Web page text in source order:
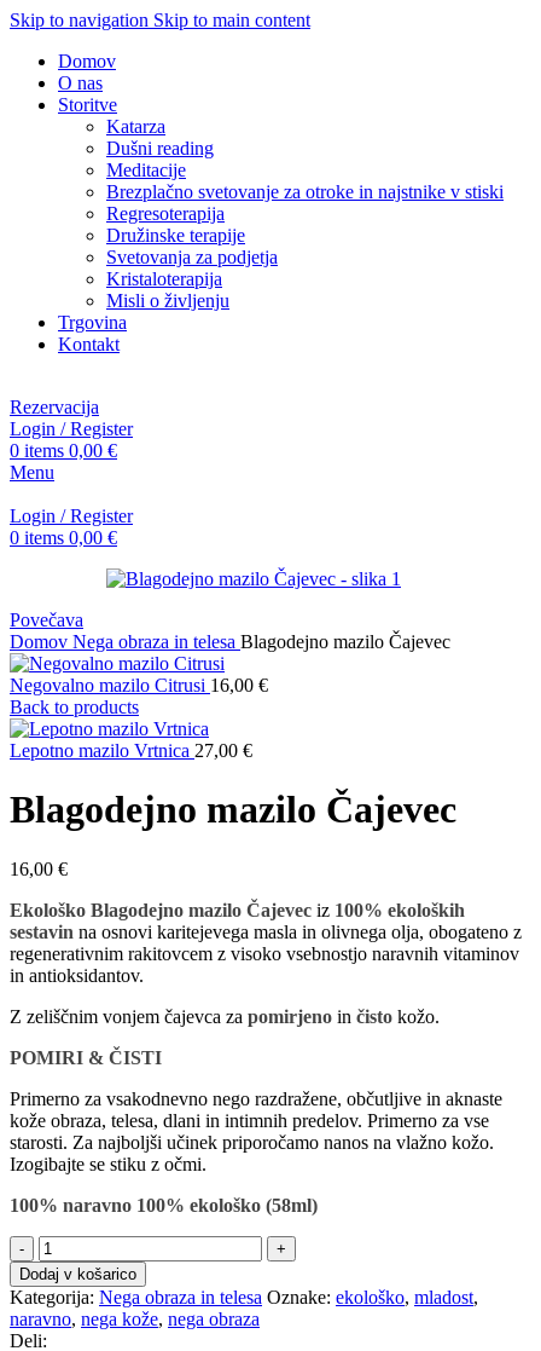
Skip to navigation Skip to main content
Domov
O nas
Storitve
Katarza
Dušni reading
Meditacije
Brezplačno svetovanje za otroke in najstnike v stiski
Regresoterapija
Družinske terapije
Svetovanja za podjetja
Kristaloterapija
Misli o življenju
Trgovina
Kontakt
Rezervacija
Login / Register
0 items 0,00 €
Menu
Login / Register
0 items 0,00 €
Povečava
Domov Nega obraza in telesa Blagodejno mazilo Čajevec
Negovalno mazilo Citrusi 16,00 €
Back to products
Lepotno mazilo Vrtnica 27,00 €
Blagodejno mazilo Čajevec
16,00 €
Ekološko Blagodejno mazilo Čajevec iz 100% ekoloških
sestavin na osnovi karitejevega masla in olivnega olja, obogateno z
regenerativnim rakitovcem z visoko vsebnostjo naravnih vitaminov
in antioksidantov.
Z zeliščnim vonjem čajevca za pomirjeno in čisto kožo.
POMIRI & ČISTI
Primerno za vsakodnevno nego razdražene, občutljive in aknaste
kože obraza, telesa, dlani in intimnih predelov. Primerno za vse
starosti. Za najboljši učinek priporočamo nanos na vlažno kožo.
Izogibajte se stiku z očmi.
100% naravno 100% ekološko (58ml)
Blagodejno
mazilo
Čajevec
količina
Dodaj v košarico
Kategorija: Nega obraza in telesa Oznake: ekološko, mladost,
naravno, nega kože, nega obraza
Deli: